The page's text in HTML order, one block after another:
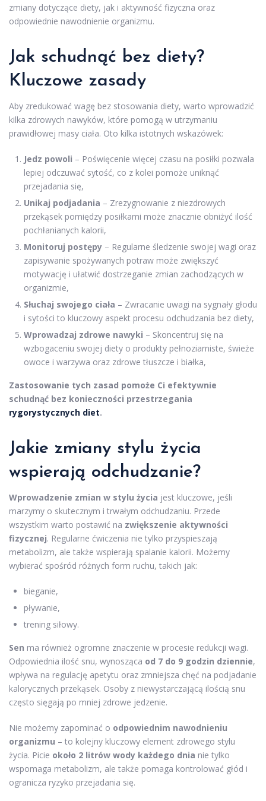
zmiany dotyczące diety, jak i aktywność fizyczna oraz
odpowiednie nawodnienie organizmu.
Jak schudnąć bez diety?
Kluczowe zasady
Aby zredukować wagę bez stosowania diety, warto wprowadzić
kilka zdrowych nawyków, które pomogą w utrzymaniu
prawidłowej masy ciała. Oto kilka istotnych wskazówek:
Jedz powoli – Poświęcenie więcej czasu na posiłki pozwala
lepiej odczuwać sytość, co z kolei pomoże uniknąć
przejadania się,
Unikaj podjadania – Zrezygnowanie z niezdrowych
przekąsek pomiędzy posiłkami może znacznie obniżyć ilość
pochłanianych kalorii,
Monitoruj postępy – Regularne śledzenie swojej wagi oraz
zapisywanie spożywanych potraw może zwiększyć
motywację i ułatwić dostrzeganie zmian zachodzących w
organizmie,
Słuchaj swojego ciała – Zwracanie uwagi na sygnały głodu
i sytości to kluczowy aspekt procesu odchudzania bez diety,
Wprowadzaj zdrowe nawyki – Skoncentruj się na
wzbogaceniu swojej diety o produkty pełnoziarniste, świeże
owoce i warzywa oraz zdrowe tłuszcze i białka,
Zastosowanie tych zasad pomoże Ci efektywnie
schudnąć bez konieczności przestrzegania
rygorystycznych diet.
Jakie zmiany stylu życia
wspierają odchudzanie?
Wprowadzenie zmian w stylu życia jest kluczowe, jeśli
marzymy o skutecznym i trwałym odchudzaniu. Przede
wszystkim warto postawić na zwiększenie aktywności
fizycznej. Regularne ćwiczenia nie tylko przyspieszają
metabolizm, ale także wspierają spalanie kalorii. Możemy
wybierać spośród różnych form ruchu, takich jak:
bieganie,
pływanie,
trening siłowy.
Sen ma również ogromne znaczenie w procesie redukcji wagi.
Odpowiednia ilość snu, wynosząca od 7 do 9 godzin dziennie,
wpływa na regulację apetytu oraz zmniejsza chęć na podjadanie
kalorycznych przekąsek. Osoby z niewystarczającą ilością snu
często sięgają po mniej zdrowe jedzenie.
Nie możemy zapominać o odpowiednim nawodnieniu
organizmu – to kolejny kluczowy element zdrowego stylu
życia. Picie około 2 litrów wody każdego dnia nie tylko
wspomaga metabolizm, ale także pomaga kontrolować głód i
ogranicza ryzyko przejadania się.